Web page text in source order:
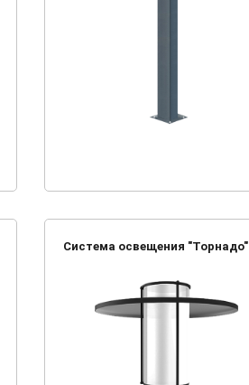
Система освещения "Торнадо"